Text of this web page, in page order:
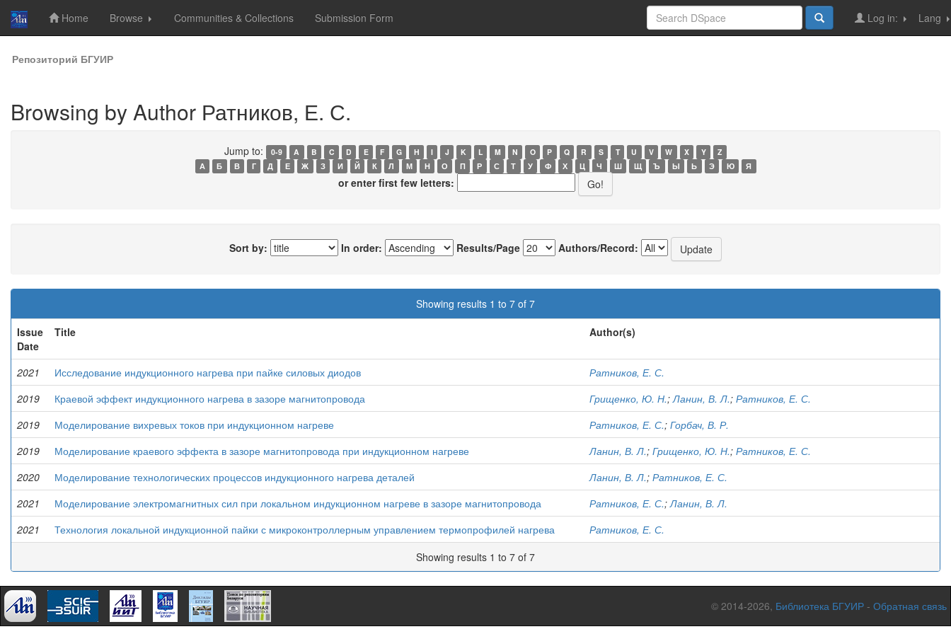
Skip
navigation
Home Browse Communities & Collections Submission Form Lang
Log in:
Репозиторий БГУИР
Browsing by Author Ратников, Е. С.
Jump to: 0-9 A B C D E F G H I J K L M N O P Q R S T U V W X Y
Z
А
Б В Г Д Е Ж З И Й К Л М Н О П Р С Т У Ф Х Ц Ч Ш Щ Ъ Ы Ь Э Ю Я
or enter first few letters:
Sort by: In order: Results/Page Authors/Record:
Showing results 1 to 7 of 7
Issue
Date
Title Author(s)
2021 Исследование индукционного нагрева при пайке силовых диодов
Ратников, Е. С.
2019
Краевой эффект индукционного нагрева в зазоре магнитопровода Грищенко, Ю. Н.;Ланин, В. Л.; Ратников, Е. С.
2019
Моделирование вихревых токов при индукционном нагреве Ратников, Е. С.; Горбач, В. Р.
2019
Моделирование краевого эффекта в зазоре магнитопровода при индукционном нагреве Ланин, В. Л.; Грищенко, Ю. Н.; Ратников, Е. С.
2020
Моделирование технологических процессов индукционного нагрева деталей Ланин, В. Л.; Ратников, Е. С.
2021
Моделирование электромагнитных сил при локальном индукционном нагреве в зазоре магнитопровода Ратников, Е. С.;Ланин, В. Л.
2021
Технология локальной индукционной пайки с микроконтроллерным управлением термопрофилей нагрева
Ратников, Е. С.
Showing results 1 to 7 of 7
© 2014-2026, Библиотека БГУИР - Обратная связь